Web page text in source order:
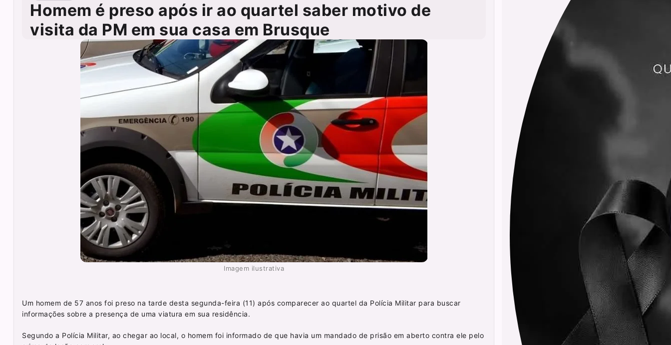
Homem é preso após ir ao quartel saber motivo de
visita da PM em sua casa em Brusque
Imagem ilustrativa
Um homem de 57 anos foi preso na tarde desta segunda-feira (11) após comparecer ao quartel da Polícia Militar para buscar
informações sobre a presença de uma viatura em sua residência.
Segundo a Polícia Militar, ao chegar ao local, o homem foi informado de que havia um mandado de prisão em aberto contra ele pelo